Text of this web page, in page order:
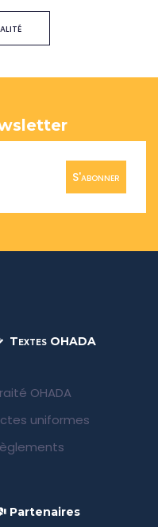
S'abonner
Textes OHADA
OHADA
uniformes
Partenaires